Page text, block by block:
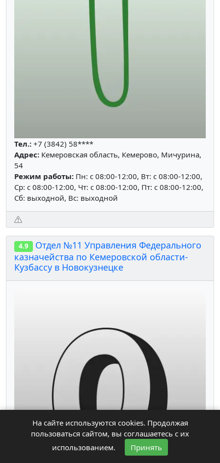
Тел.: +7 (3842) 58****
Адрес: Кемеровская область, Кемерово, Мичурина,
54
Режим работы: Пн: c 08:00-12:00, Вт: c 08:00-12:00,
Ср: c 08:00-12:00, Чт: c 08:00-12:00, Пт: c 08:00-12:00,
Сб: выходной, Вс: выходной
4.9
Отдел №11 Управления Федерального
казначейства по Кемеровской области-
Кузбассу в Новокузнецке
На сайте используются cookies. Продолжая
пользоваться сайтом, вы соглашаетесь с их
использованием.
Принять